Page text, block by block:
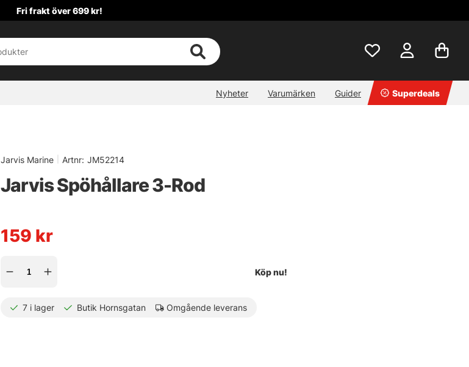
Fri frakt över 699 kr!
Nyheter Varumärken Guider Superdeals
Jarvis Marine Artnr: JM52214
Jarvis Spöhållare 3-Rod
159 kr
Köp nu!
7 i lager Butik Hornsgatan Omgående leverans